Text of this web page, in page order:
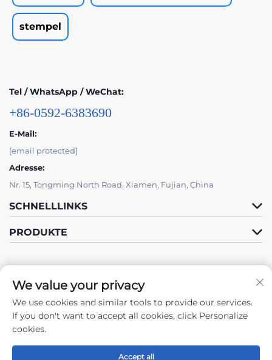
stempel
Tel / WhatsApp / WeChat:
+86-0592-6383690
E-Mail:
[email protected]
Adresse:
Nr. 15, Tongming North Road, Xiamen, Fujian, China
SCHNELLLINKS
PRODUKTE
Folge Uns
We value your privacy
We use cookies and similar tools to provide our services.
If you don't want to accept all cookies, click Personalize
cookies.
Accept all